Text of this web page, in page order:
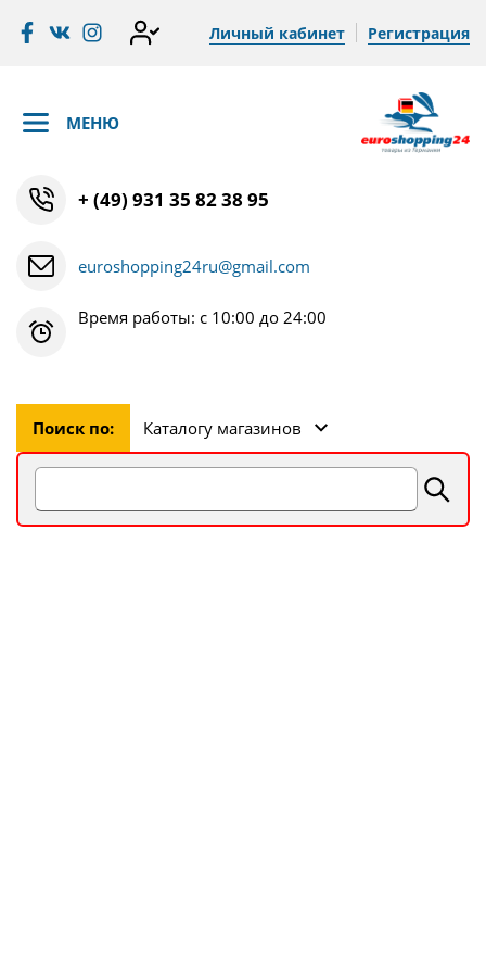
Личный кабинет Регистрация
МЕНЮ
+ (49) 931 35 82 38 95
euroshopping24ru@gmail.com
Время работы: с 10:00 до 24:00
Поиск по: Каталогу магазинов